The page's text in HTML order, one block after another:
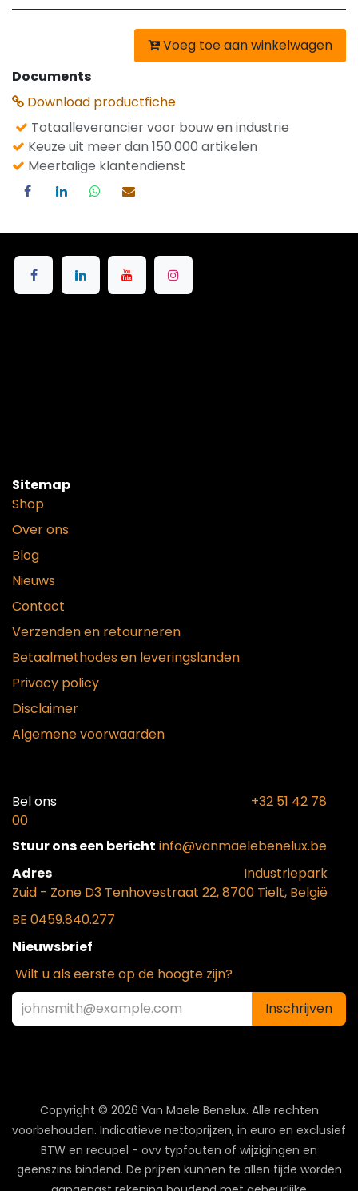
Voeg toe aan winkelwagen
Documents
Download productfiche
Totaalleverancier voor bouw en industrie
Keuze uit meer dan 150.000 artikelen
Meertalige klantendienst
Sitemap
Shop
Over ons
Blog
Nieuws
Contact
Verzenden en retourneren
Betaalmethodes en leveringslanden
Privacy policy
Disclaimer
Algemene voorwaarden
Bel ons​
+32 51 42 78
00
Stuur ons een bericht info@vanmaelebenelux.be
Adr​es
​Industriepark
Zuid - Zone D3 Tenhovestraat 22, 8700 Tielt, België
BE 0459.840.277
Nieuwsbrief
Wilt u als eerste op de hoogte zijn?
Inschrijven
Copyright © 2026 Van Maele Benelux. Alle rechten
voorbehouden. Indicatieve nettoprijzen, in euro en exclusief
BTW en recupel - ovv typfouten of wijzigingen en
geenszins bindend. De prijzen kunnen te allen tijde worden